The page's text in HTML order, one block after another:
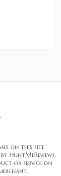
on this site
HuntMeReviews.
or service on